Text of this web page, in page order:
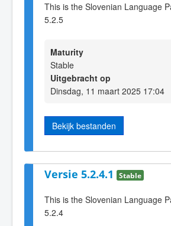
This is the Slovenian Language
5.2.5
Maturity
Stable
Uitgebracht op
Dinsdag, 11 maart 2025 17:04
Bekijk bestanden
Versie 5.2.4.1 Stable
This is the Slovenian Language
5.2.4